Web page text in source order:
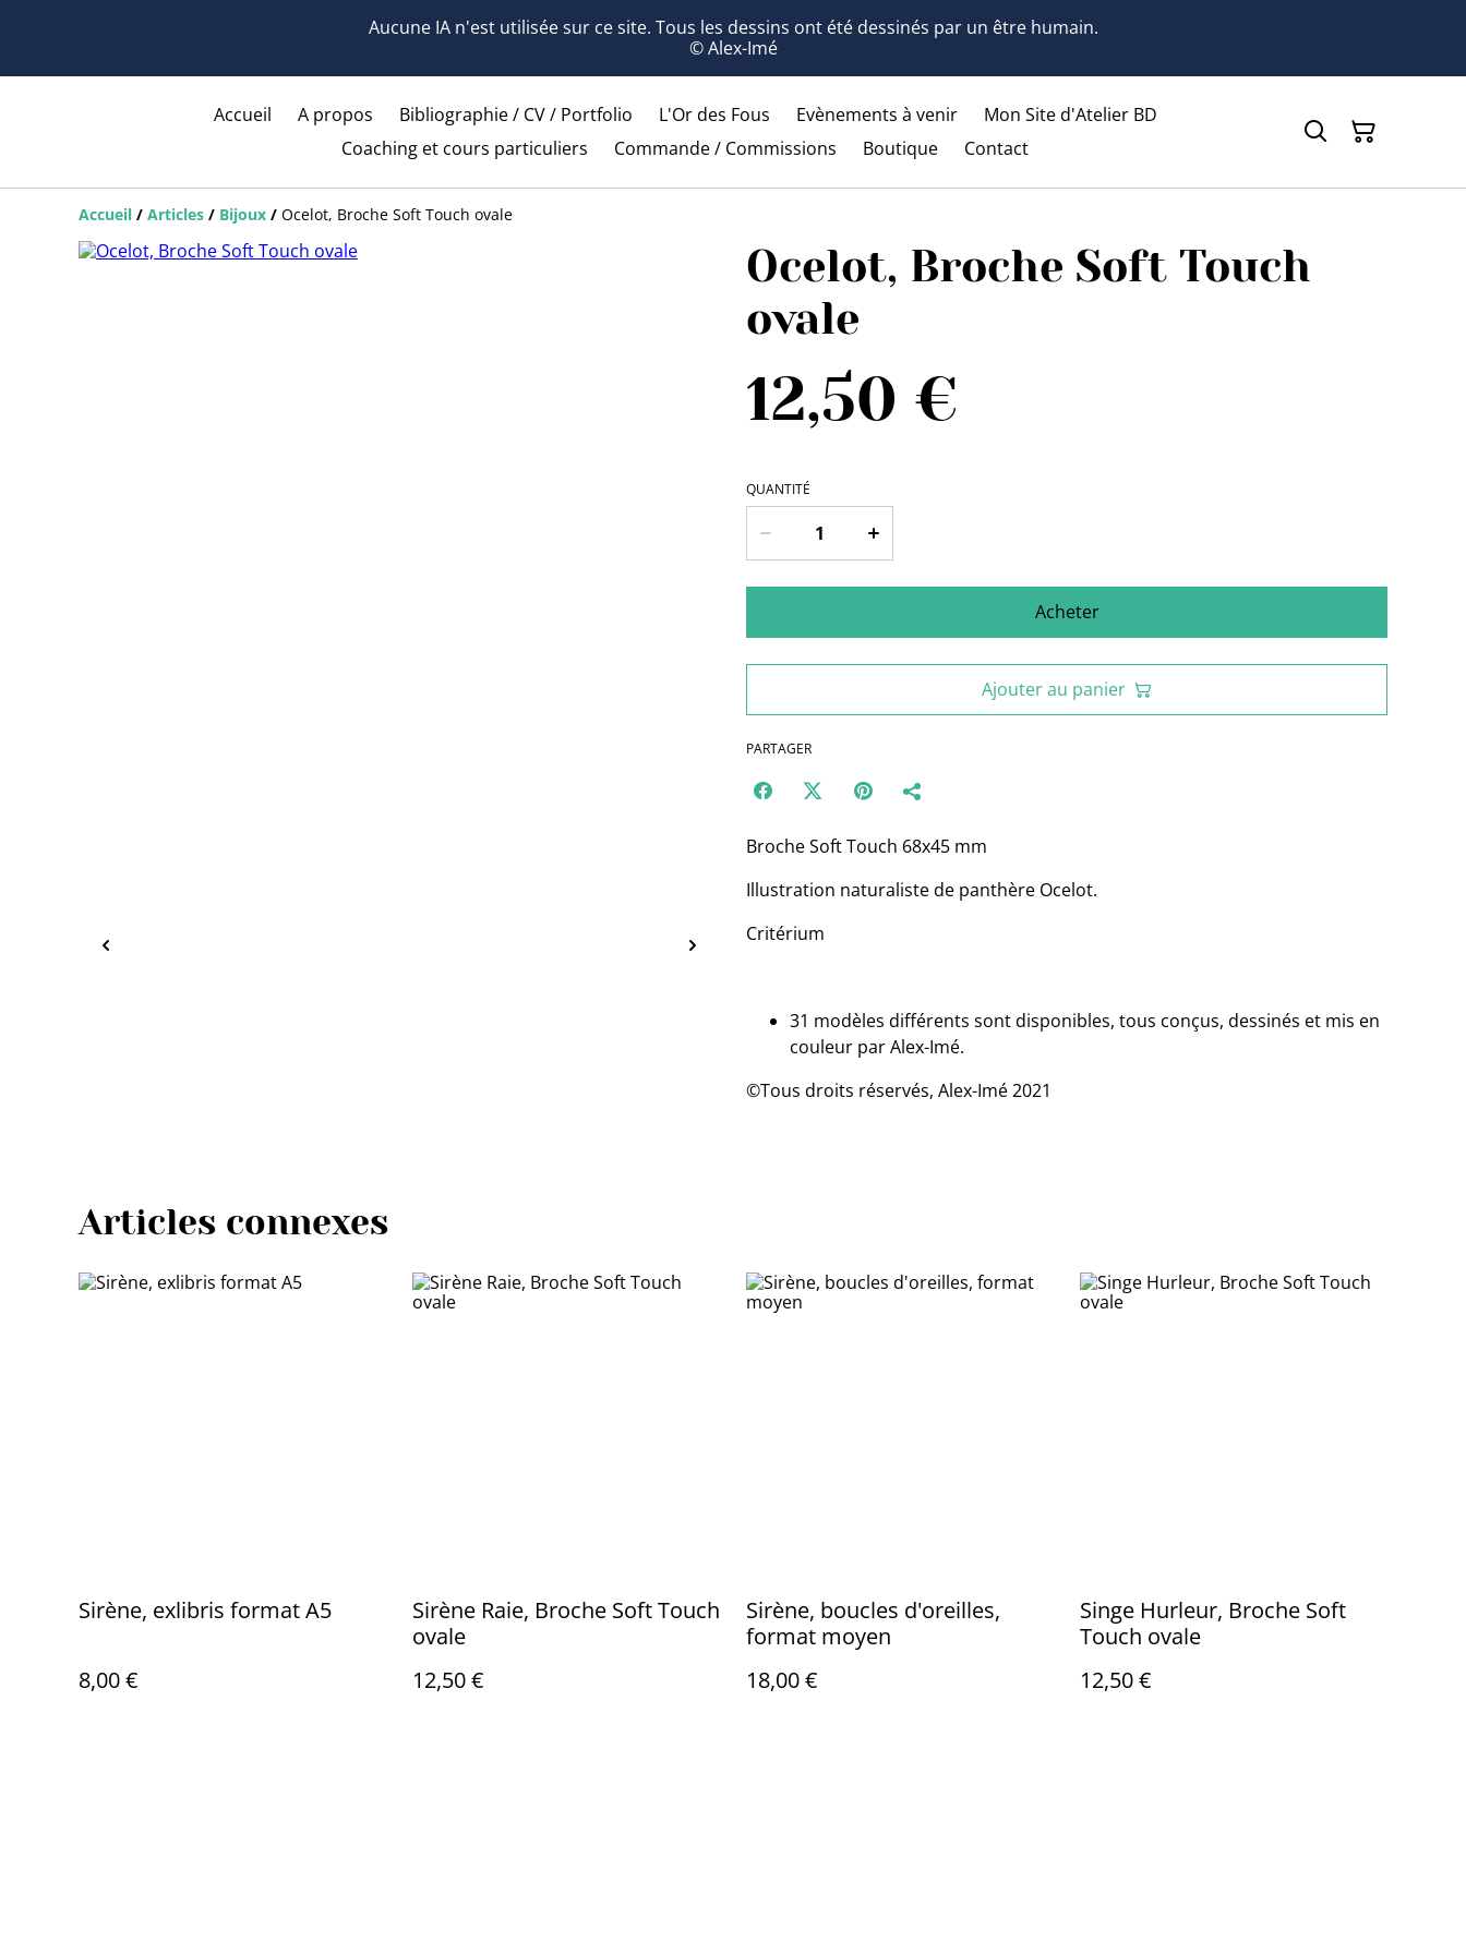
Aucune IA n'est utilisée sur ce site. Tous les dessins ont été dessinés par un être humain.
© Alex-Imé
Accueil A propos Bibliographie / CV / Portfolio L'Or des Fous Evènements à venir
Mon Site d'Atelier BD
Coaching et cours particuliers
Commande / Commissions Boutique Contact
Accueil / Articles / Bijoux / Ocelot, Broche Soft Touch ovale
Ocelot, Broche Soft Touch
ovale
12,50 €
QUANTITÉ
Acheter
Ajouter au panier
PARTAGER
Broche Soft Touch 68x45 mm
Illustration naturaliste de panthère Ocelot.
Critérium
31 modèles différents sont disponibles, tous conçus, dessinés et mis en
couleur par Alex-Imé.
©Tous droits réservés, Alex-Imé 2021
Articles connexes
Sirène, exlibris format A5
8,00 €
Sirène Raie, Broche Soft Touch
ovale
12,50 €
Sirène, boucles d'oreilles,
format moyen
18,00 €
Singe Hurleur, Broche Soft
Touch ovale
12,50 €